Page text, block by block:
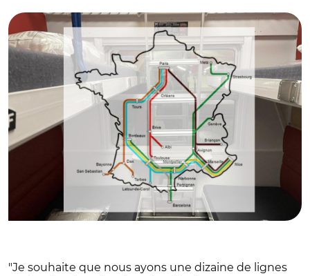
"Je souhaite que nous ayons une dizaine de lignes